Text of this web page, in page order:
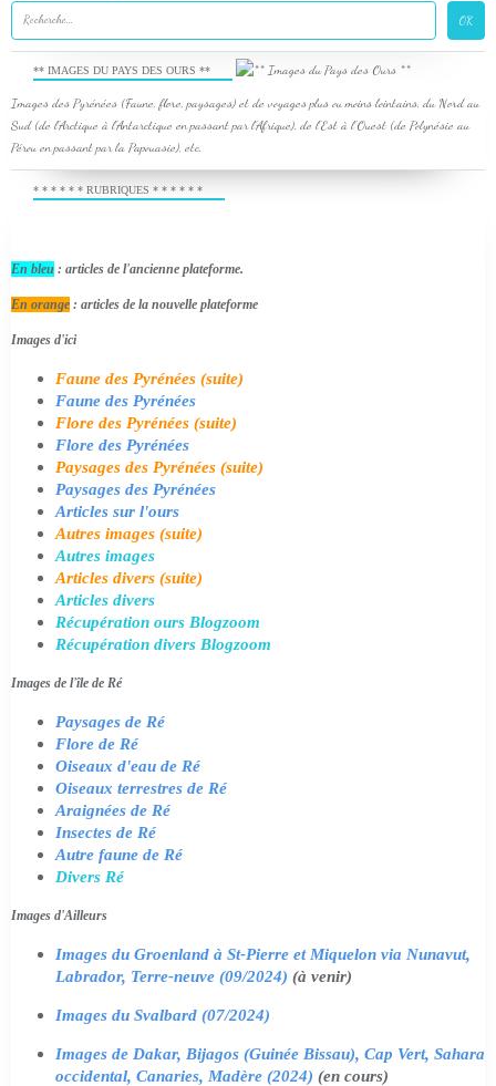
** IMAGES DU PAYS DES OURS **
Images des Pyrénées (Faune, flore, paysages) et de voyages plus ou moins lointains, du Nord au
Sud (de l'Arctique à l'Antarctique en passant par l'Afrique), de l'Est à l'Ouest (de Polynésie au
Pérou en passant par la Papouasie), etc.
* * * * * * RUBRIQUES * * * * * *
En bleu : articles de l'ancienne plateforme.
En orange : articles de la nouvelle plateforme
Images d'ici
Faune des Pyrénées (suite)
Faune des Pyrénées
Flore des Pyrénées (suite)
Flore des Pyrénées
Paysages des Pyrénées (suite)
Paysages des Pyrénées
Articles sur l'ours
Autres images (suite)
Autres images
Articles divers (suite)
Articles divers
Récupération ours Blogzoom
Récupération divers Blogzoom
Images de l'île de Ré
Paysages de Ré
Flore de Ré
Oiseaux d'eau de Ré
Oiseaux terrestres de Ré
Araignées de Ré
Insectes de Ré
Autre faune de Ré
Divers Ré
Images d'Ailleurs
Images du Groenland à St-Pierre et Miquelon via Nunavut,
Labrador, Terre-neuve (09/2024) (à venir)
Images du Svalbard (07/2024)
Images de Dakar, Bijagos (Guinée Bissau), Cap Vert, Sahara
occidental, Canaries, Madère (2024) (en cours)